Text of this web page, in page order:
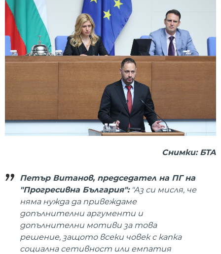
Снимки: БТА
Петър Витанов, председател на ПГ на
"Прогресивна България":"Аз си мисля, че
няма нужда да привеждаме
допълнителни аргументи и
допълнителни мотиви за това
решение, защото всеки човек с капка
социална сетивност или емпатия